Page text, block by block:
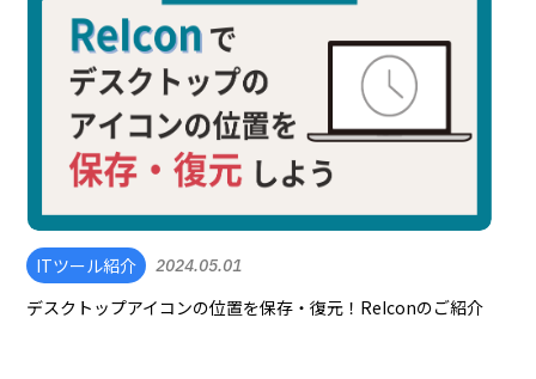
ITツール紹介 2024.05.01
デスクトップアイコンの位置を保存・復元！ReIconのご紹介